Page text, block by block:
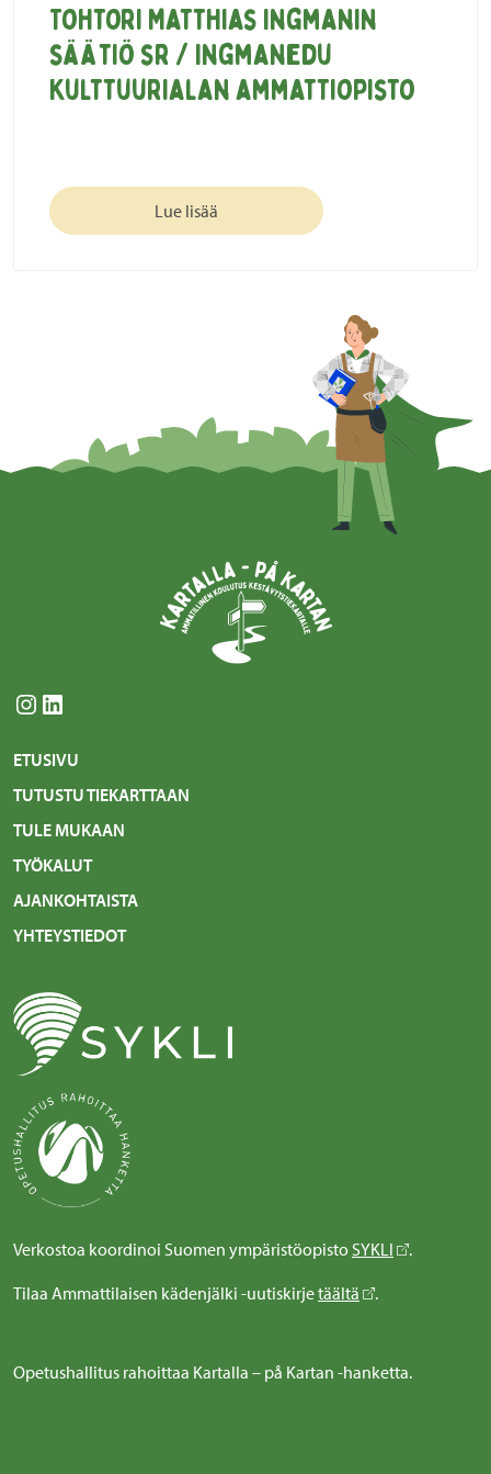
Tohtori Matthias Ingmanin
säätiö sr / Ingmanedu
Kulttuurialan ammattiopisto
Lue lisää
Instagram LinkedIn
ETUSIVU
TUTUSTU TIEKARTTAAN
TULE MUKAAN
TYÖKALUT
AJANKOHTAISTA
YHTEYSTIEDOT
Verkostoa koordinoi Suomen ympäristöopisto SYKLI
.
Tilaa Ammattilaisen kädenjälki -uutiskirjetäältä .
Opetushallitus rahoittaa Kartalla – på Kartan -hanketta.